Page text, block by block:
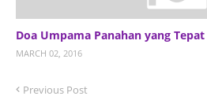
Doa Umpama Panahan yang Tepat
MARCH 02, 2016
Previous Post